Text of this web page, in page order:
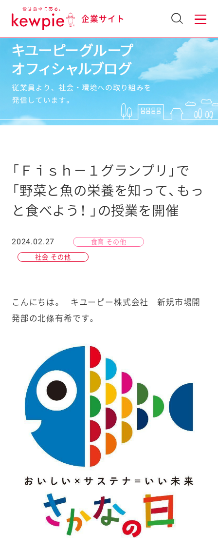
企業サイト
「Ｆｉｓｈ－１グランプリ」で
「野菜と魚の栄養を知って、もっ
と食べよう！ 」の授業を開催
2024.02.27 食育 その他
社会 その他
こんにちは。 キユーピー株式会社 新規市場開
発部の北條有希です。